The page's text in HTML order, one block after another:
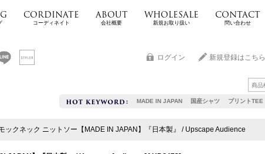
CORDINATE
コーディネイト
ABOUT
会社概要
WHOLESALE
新規お取り扱い
CONTACT
問い合わせ
MADE IN JAPAN 国産シャツ プリントTEE
ログイン 新規登録はこちら
ックネック ニットソー【MADE IN JAPAN】『日本製』 / Upscape Audience